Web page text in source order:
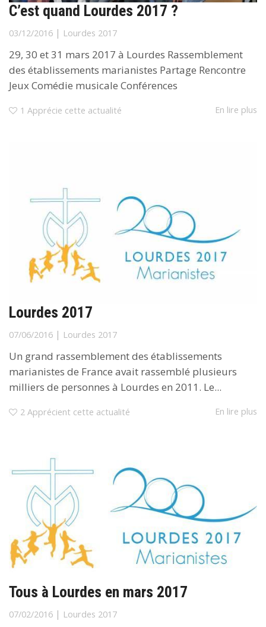
C’est quand Lourdes 2017 ?
03/12/2016 | Lourdes 2017
29, 30 et 31 mars 2017 à Lourdes Rassemblement
des établissements marianistes Partage Rencontre
Jeux Comédie musicale Conférences
1 Apprécie cette actualité En lire plus
Lourdes 2017
07/06/2016 | Lourdes 2017
Un grand rassemblement des établissements
marianistes de France avait rassemblé plusieurs
milliers de personnes à Lourdes en 2011. Le...
2 Apprécient cette actualité En lire plus
Tous à Lourdes en mars 2017
07/02/2016 | Lourdes 2017